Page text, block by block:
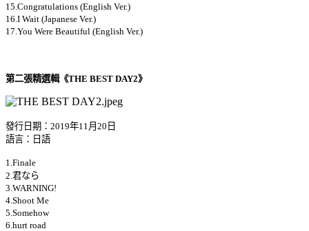
15.Congratulations (English Ver.)
16.I Wait (Japanese Ver.)
17.You Were Beautiful (English Ver.)
第二張精選輯《THE BEST DAY2》
發行日期：2019年11月20日
語言：日語
1.Finale
2.君なら
3.WARNING!
4.Shoot Me
5.Somehow
6.hurt road